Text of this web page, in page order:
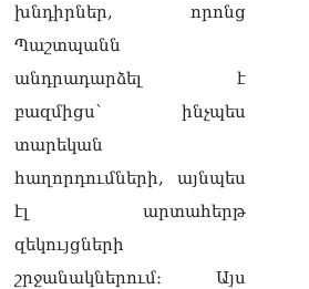
խնդիրներ, որոնց
Պաշտպանն
անդրադարձել է
բազմիցս՝ ինչպես
տարեկան
հաղորդումների, այնպես
էլ արտահերթ
զեկույցների
շրջանակներում։ Այս